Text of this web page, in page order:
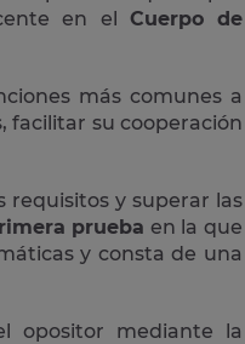
en el Cuerpo de
más comunes a
facilitar su cooperación
requisitos y superar las
prueba en la que
y consta de una
opositor mediante la